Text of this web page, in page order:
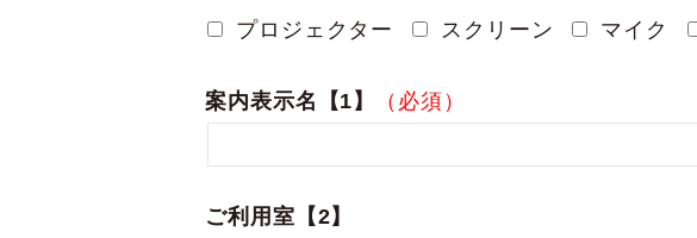
プロジェクター
スクリーン マイク
案内表示名【1】 （必須）
ご利用室【2】